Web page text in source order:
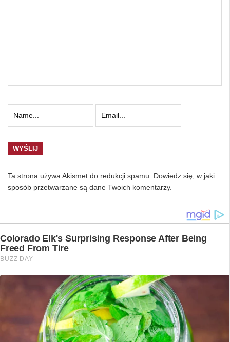
Ta strona używa Akismet do redukcji spamu. Dowiedz się, w jaki
sposób przetwarzane są dane Twoich komentarzy.